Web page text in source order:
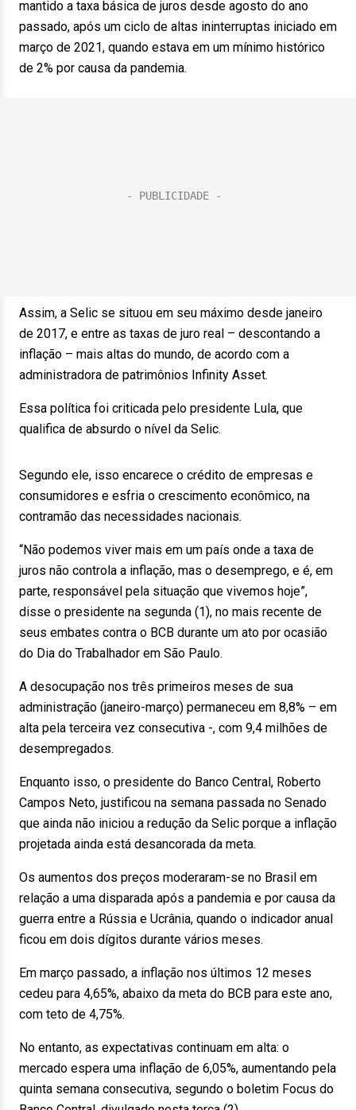
mantido a taxa básica de juros desde agosto do ano
passado, após um ciclo de altas ininterruptas iniciado em
março de 2021, quando estava em um mínimo histórico
de 2% por causa da pandemia.
Assim, a Selic se situou em seu máximo desde janeiro
de 2017, e entre as taxas de juro real – descontando a
inflação – mais altas do mundo, de acordo com a
administradora de patrimônios Infinity Asset.
Essa política foi criticada pelo presidente Lula, que
qualifica de absurdo o nível da Selic.
Segundo ele, isso encarece o crédito de empresas e
consumidores e esfria o crescimento econômico, na
contramão das necessidades nacionais.
“Não podemos viver mais em um país onde a taxa de
juros não controla a inflação, mas o desemprego, e é, em
parte, responsável pela situação que vivemos hoje”,
disse o presidente na segunda (1), no mais recente de
seus embates contra o BCB durante um ato por ocasião
do Dia do Trabalhador em São Paulo.
A desocupação nos três primeiros meses de sua
administração (janeiro-março) permaneceu em 8,8% – em
alta pela terceira vez consecutiva -, com 9,4 milhões de
desempregados.
Enquanto isso, o presidente do Banco Central, Roberto
Campos Neto, justificou na semana passada no Senado
que ainda não iniciou a redução da Selic porque a inflação
projetada ainda está desancorada da meta.
Os aumentos dos preços moderaram-se no Brasil em
relação a uma disparada após a pandemia e por causa da
guerra entre a Rússia e Ucrânia, quando o indicador anual
ficou em dois dígitos durante vários meses.
Em março passado, a inflação nos últimos 12 meses
cedeu para 4,65%, abaixo da meta do BCB para este ano,
com teto de 4,75%.
No entanto, as expectativas continuam em alta: o
mercado espera uma inflação de 6,05%, aumentando pela
quinta semana consecutiva, segundo o boletim Focus do